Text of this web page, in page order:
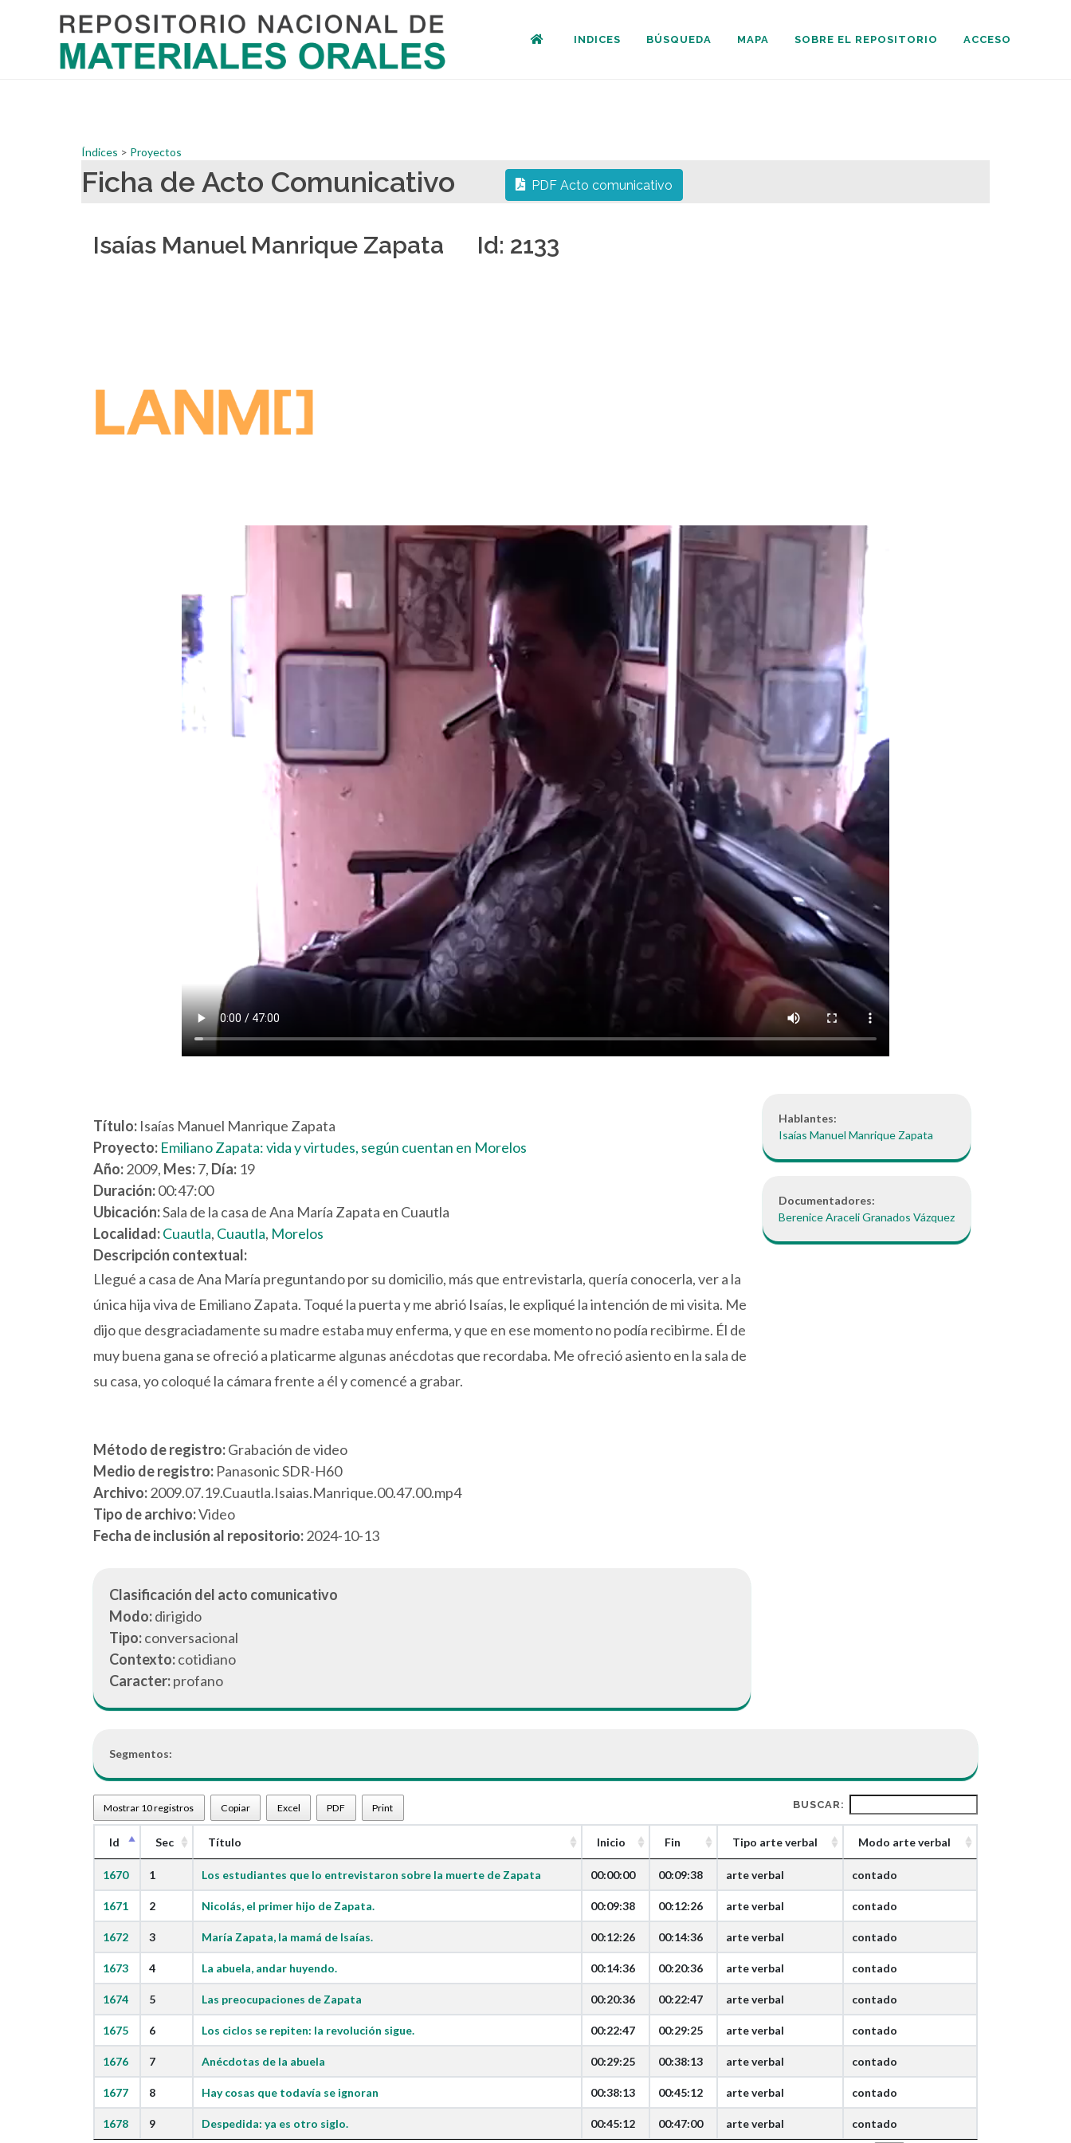
INDICES BÚSQUEDA MAPA SOBRE EL REPOSITORIO ACCESO
Índices > Proyectos
Ficha de Acto Comunicativo PDF Acto comunicativo
Isaías Manuel Manrique Zapata Id: 2133
Título: Isaías Manuel Manrique Zapata
Proyecto: Emiliano Zapata: vida y virtudes, según cuentan en Morelos
Año:2009, Mes:7, Día: 19
Duración:00:47:00
Ubicación:Sala de la casa de Ana María Zapata en Cuautla
Localidad:Cuautla, Cuautla, Morelos
Descripción contextual:
Llegué a casa de Ana María preguntando por su domicilio, más que entrevistarla, quería conocerla, ver a la
única hija viva de Emiliano Zapata. Toqué la puerta y me abrió Isaías, le expliqué la intención de mi visita. Me
dijo que desgraciadamente su madre estaba muy enferma, y que en ese momento no podía recibirme. Él de
muy buena gana se ofreció a platicarme algunas anécdotas que recordaba. Me ofreció asiento en la sala de
su casa, yo coloqué la cámara frente a él y comencé a grabar.
Método de registro:Grabación de video
Medio de registro: Panasonic SDR-H60
Archivo:2009.07.19.Cuautla.Isaias.Manrique.00.47.00.mp4
Tipo de archivo:Video
Fecha de inclusión al repositorio:2024-10-13
Clasificación del acto comunicativo
Modo:dirigido
Tipo:conversacional
Contexto:cotidiano
Caracter:profano
Hablantes:
Isaías Manuel Manrique Zapata
Documentadores:
Berenice Araceli Granados Vázquez
Segmentos:
Mostrar 10 registros Copiar Excel PDF Print BUSCAR:
Id Sec Título Inicio Fin Tipo arte verbal Modo arte verbal
1670 1 Los estudiantes que lo entrevistaron sobre la muerte de Zapata 00:00:00 00:09:38 arte verbal contado
1671 2 Nicolás, el primer hijo de Zapata. 00:09:38 00:12:26 arte verbal contado
1672 3 María Zapata, la mamá de Isaías. 00:12:26 00:14:36 arte verbal contado
1673 4 La abuela, andar huyendo. 00:14:36 00:20:36 arte verbal contado
1674 5 Las preocupaciones de Zapata 00:20:36 00:22:47 arte verbal contado
1675 6 Los ciclos se repiten: la revolución sigue. 00:22:47 00:29:25 arte verbal contado
1676 7 Anécdotas de la abuela 00:29:25 00:38:13 arte verbal contado
1677 8 Hay cosas que todavía se ignoran 00:38:13 00:45:12 arte verbal contado
1678 9 Despedida: ya es otro siglo. 00:45:12 00:47:00 arte verbal contado